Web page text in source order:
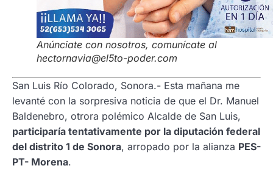
Anúnciate con nosotros, comunícate al
hectornavia@el5to-poder.com
San Luis Río Colorado, Sonora.- Esta mañana me
levanté con la sorpresiva noticia de que el Dr. Manuel
Baldenebro, otrora polémico Alcalde de San Luis,
participaría tentativamente por la diputación federal
del distrito 1 de Sonora, arropado por la alianza PES-
PT- Morena.